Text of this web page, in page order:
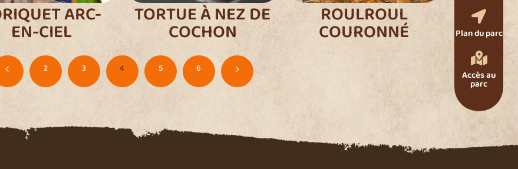

Plan du parc

Accès au
parc
ARC-
EN-CIEL
TORTUE À NEZ DE
COCHON
ROULROUL
COURONNÉ
4 2 3 4 5 6 5